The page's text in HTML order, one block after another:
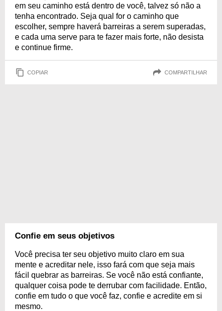
em seu caminho está dentro de você, talvez só não a
tenha encontrado. Seja qual for o caminho que
escolher, sempre haverá barreiras a serem superadas,
e cada uma serve para te fazer mais forte, não desista
e continue firme.
COPIAR COMPARTILHAR
Confie em seus objetivos
Você precisa ter seu objetivo muito claro em sua
mente e acreditar nele, isso fará com que seja mais
fácil quebrar as barreiras. Se você não está confiante,
qualquer coisa pode te derrubar com facilidade. Então,
confie em tudo o que você faz, confie e acredite em si
mesmo.